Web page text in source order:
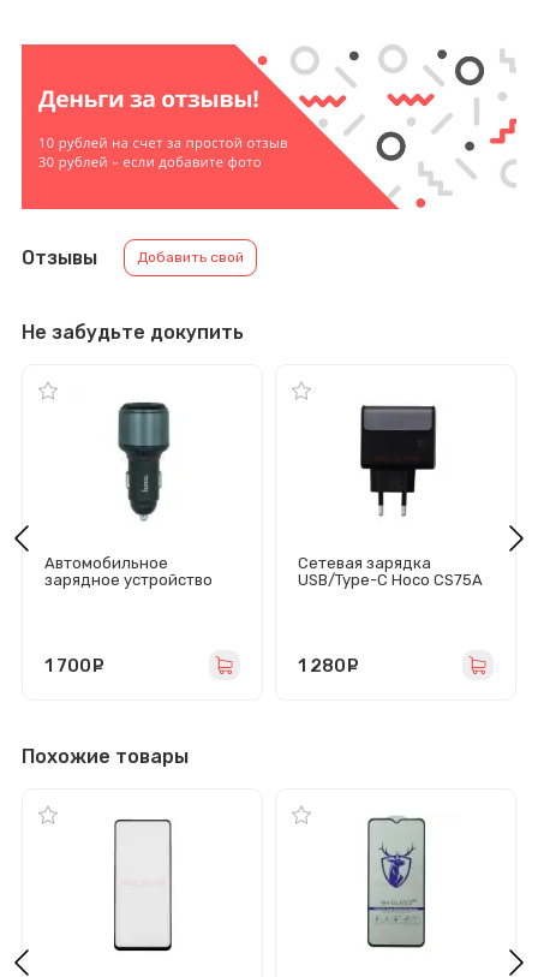
Отзывы Добавить свой
Не забудьте докупить
Автомобильное
зарядное устройство
1 700
Сетевая зарядка
USB/Type-C Hoco CS75A
1 280
Похожие товары